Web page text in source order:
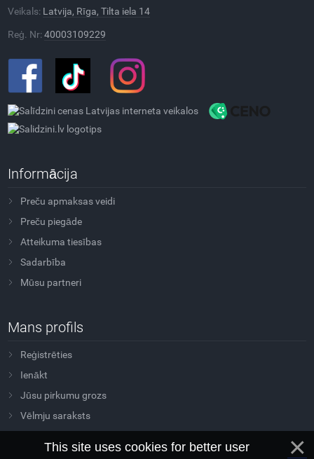
Veikals: Latvija, Rīga, Tilta iela 14
Reģ. Nr:40003109229
Informācija
Preču apmaksas veidi
Preču piegāde
Atteikuma tiesības
Sadarbība
Mūsu partneri
Mans profils
Reģistrēties
Ienākt
Jūsu pirkumu grozs
Vēlmju saraksts
This site uses cookies for better user